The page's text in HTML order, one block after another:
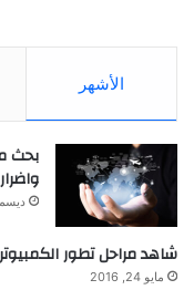
الأشهر
بحث
ديسمبر 8,
شاهد مراحل تطور
مايو 24, 2016